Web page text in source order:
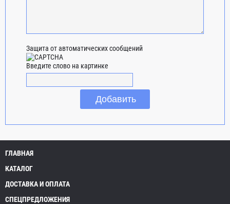
Защита от автоматических сообщений
Введите слово на картинке
ГЛАВНАЯ
КАТАЛОГ
ДОСТАВКА И ОПЛАТА
СПЕЦПРЕДЛОЖЕНИЯ